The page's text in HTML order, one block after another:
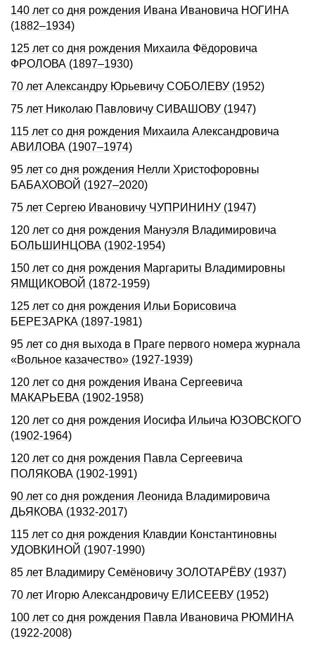
140 лет со дня рождения Ивана Ивановича НОГИНА
(1882–1934)
125 лет со дня рождения Михаила Фёдоровича
ФРОЛОВА (1897–1930)
70 лет Александру Юрьевичу СОБОЛЕВУ (1952)
75 лет Николаю Павловичу СИВАШОВУ (1947)
115 лет со дня рождения Михаила Александровича
АВИЛОВА (1907–1974)
95 лет со дня рождения Нелли Христофоpовны
БАБАХОВОЙ (1927–2020)
75 лет Сергею Ивановичу ЧУПРИНИНУ (1947)
120 лет со дня рождения Мануэля Владимировича
БОЛЬШИНЦОВА (1902-1954)
150 лет со дня рождения Маргариты Владимировны
ЯМЩИКОВОЙ (1872-1959)
125 лет со дня рождения Ильи Борисовича
БЕРЕЗАРКА (1897-1981)
95 лет со дня выхода в Праге первого номера журнала
«Вольное казачество» (1927-1939)
120 лет со дня рождения Ивана Сергеевича
МАКАРЬЕВА (1902-1958)
120 лет со дня рождения Иосифа Ильича ЮЗОВСКОГО
(1902-1964)
120 лет со дня рождения Павла Сергеевича
ПОЛЯКОВА (1902-1991)
90 лет со дня рождения Леонида Владимировича
ДЬЯКОВА (1932-2017)
115 лет со дня рождения Клавдии Константиновны
УДОВКИНОЙ (1907-1990)
85 лет Владимиру Семёновичу ЗОЛОТАРЁВУ (1937)
70 лет Игоpю Александpовичу ЕЛИСЕЕВУ (1952)
100 лет со дня рождения Павла Ивановича РЮМИHА
(1922-2008)